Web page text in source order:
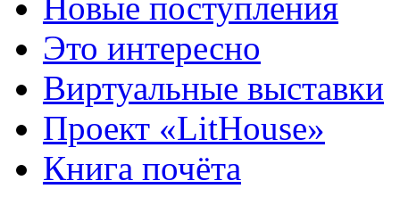
Новые поступления
Это интересно
Виртуальные выставки
Проект «LitHouse»
Книга почёта